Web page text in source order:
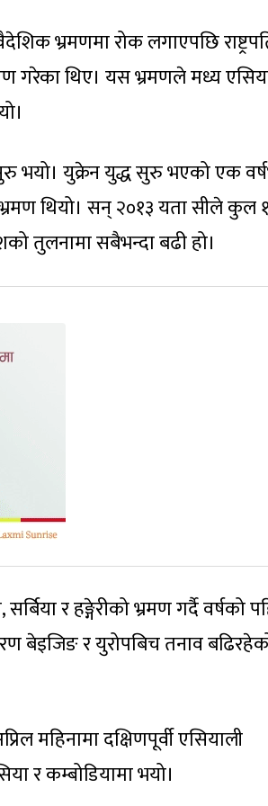
भ्रमणमा रोक लगाएपछि
गरेका थिए। यस भ्रमणले मध्य
भयो। युक्रेन युद्ध सुरु भएको एक
थियो। सन् २०१३ यता सीले कुल
तुलनामा सबैभन्दा बढी हो।
र हङ्गेरीको भ्रमण गर्दै वर्षको
बेइजिङ र युरोपबिच तनाव
महिनामा दक्षिणपूर्वी एसियाली
र कम्बोडियामा भयो।